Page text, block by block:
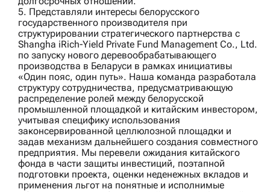
5. Представляли интересы белорусского
государственного производителя при
структурировании стратегического партнерства с
Shangha iRich‑Yield Private Fund Management Co., Ltd.
по запуску нового деревообрабатывающего
производства в Беларуси в рамках инициативы
«Один пояс, один путь». Наша команда разработала
структуру сотрудничества, предусматривающую
распределение ролей между белорусской
промышленной площадкой и китайским инвестором,
учитывая специфику использования
законсервированной целлюлозной площадки и
задав механизм дальнейшего создания совместного
предприятия. Мы перевели ожидания китайского
фонда в части защиты инвестиций, поэтапной
подготовки проекта, оценки неденежных вкладов и
применения льгот на понятные и исполнимые